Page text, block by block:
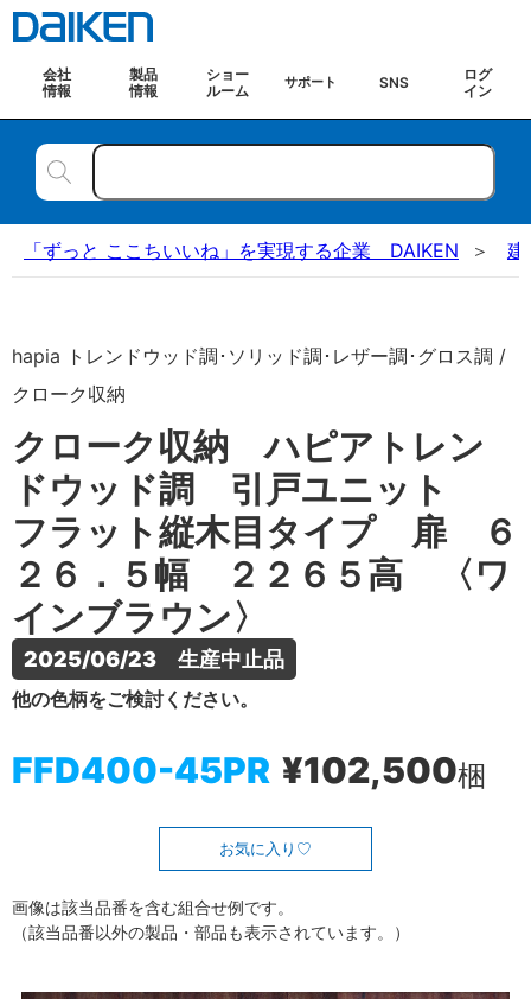
会社
情報
製品
情報
ショー
ルーム
サポート SNS
ログ
イン
「ずっと ここちいいね」を実現する企業 DAIKEN 建
hapia トレンドウッド調･ソリッド調･レザー調･グロス調 /
クローク収納
クローク収納 ハピアトレン
ドウッド調 引戸ユニット
フラット縦木目タイプ 扉 ６
２６．５幅 ２２６５高 〈ワ
インブラウン〉
2025/06/23　生産中止品
他の色柄をご検討ください。
FFD400-45PR ¥102,500梱
お気に入り
画像は該当品番を含む組合せ例です。
（該当品番以外の製品・部品も表示されています。）